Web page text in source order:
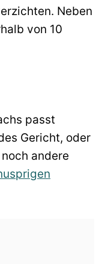
Neben
von 10
passt
Gericht, oder
andere